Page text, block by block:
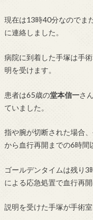
現在は13時40分なのでま
に連絡しました。
病院に到着した手塚は手
明を受けます。
患者は65歳の堂本信一さ
ていました。
指や腕が切断された場合
から血行再開までの6時間
ゴールデンタイムは残り
による応急処置で血行再
説明を受けた手塚が手術室